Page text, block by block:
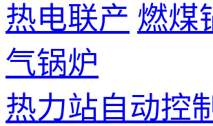
热电联产 燃煤
气锅炉
热力站自动控